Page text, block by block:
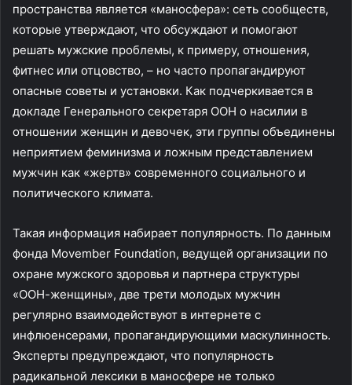
пространства является «маносфера»: сеть сообществ,
которые утверждают, что обсуждают и помогают
решать мужские проблемы, к примеру, отношения,
фитнес или отцовство, – но часто пропагандируют
опасные советы и установки. Как подчеркивается в
докладе Генерального секретаря ООН о насилии в
отношении женщин и девочек, эти группы объединены
неприятием феминизма и ложным представлением
мужчин как «жертв» современного социального и
политического климата.
Такая информация набирает популярность. По данным
фонда Movember Foundation, ведущей организации по
охране мужского здоровья и партнера структуры
«ООН-женщины», две трети молодых мужчин
регулярно взаимодействуют в интернете с
инфлюенсерами, пропагандирующими маскулинность.
Эксперты предупреждают, что популярность
радикальной лексики в маносфере не только